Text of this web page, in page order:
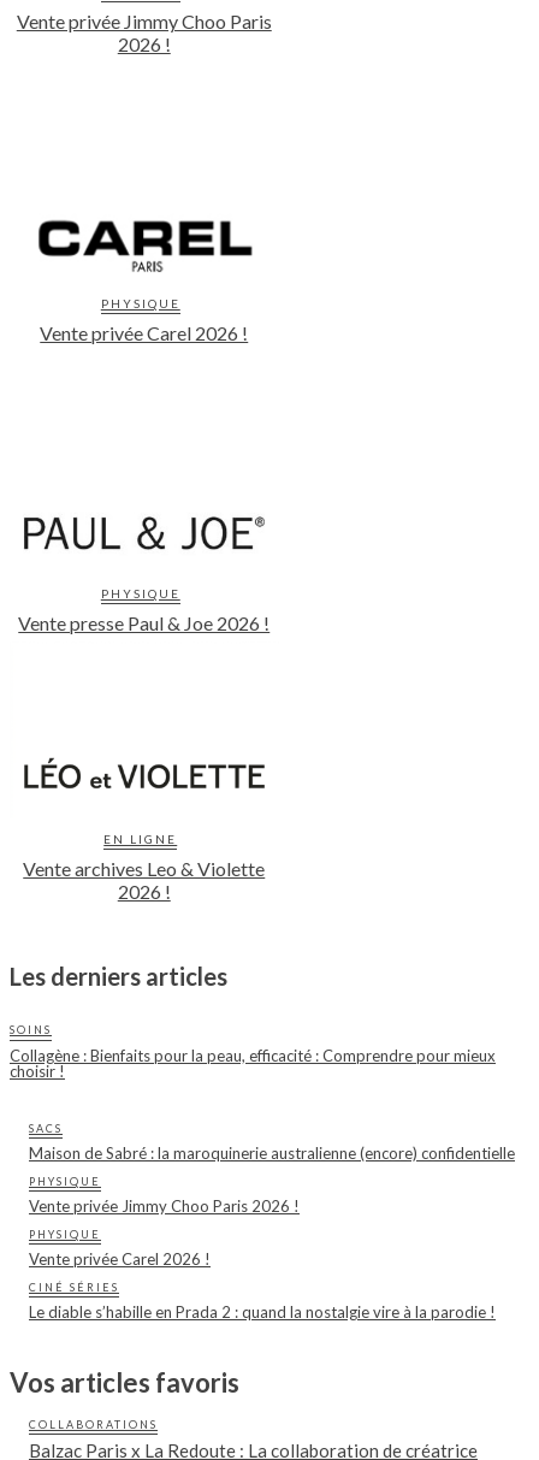
Vente privée Jimmy Choo Paris
2026 !
PHYSIQUE
Vente privée Carel 2026 !
PHYSIQUE
Vente presse Paul & Joe 2026 !
EN LIGNE
Vente archives Leo & Violette
2026 !
Les derniers articles
SOINS
Collagène : Bienfaits pour la peau, efficacité : Comprendre pour mieux
choisir !
SACS
Maison de Sabré : la maroquinerie australienne (encore) confidentielle
PHYSIQUE
Vente privée Jimmy Choo Paris 2026 !
PHYSIQUE
Vente privée Carel 2026 !
CINÉ SÉRIES
Le diable s’habille en Prada 2 : quand la nostalgie vire à la parodie !
Vos articles favoris
COLLABORATIONS
Balzac Paris x La Redoute : La collaboration de créatrice